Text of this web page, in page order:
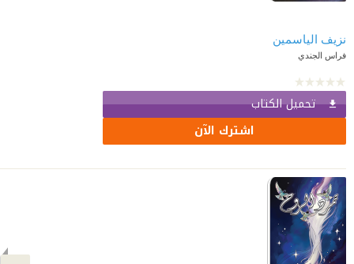
نزيف الياسمين
فراس الجندي
تحميل الكتاب
اشترك الآن